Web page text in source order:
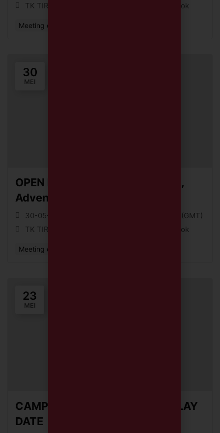
TK TIRTAMARTA BPK PENABUR Cinere, Depok
Meeting or Networking Event
30
MEI
OPEN HOUSE – TRIAL CLASS TK,
Adventure Class: Character
Explorer
30-05-26 || 09:00 (GMT) - 30-05-26 || 10:30 (GMT)
TK TIRTAMARTA BPK PENABUR Cinere, Depok
Meeting or Networking Event
23
MEI
CAMPING ADVENTURE – FUN PLAY
DATE